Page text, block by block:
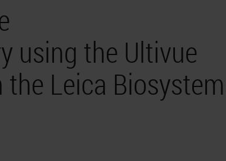
using the Ultivue
Leica